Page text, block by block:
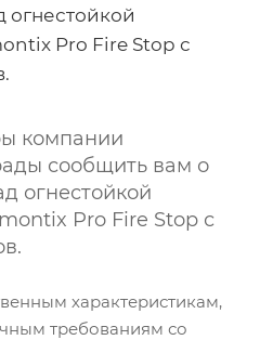
огнестойкой
Pro Fire Stop с
компании
сообщить вам о
огнестойкой
Pro Fire Stop с
характеристикам,
требованиям со